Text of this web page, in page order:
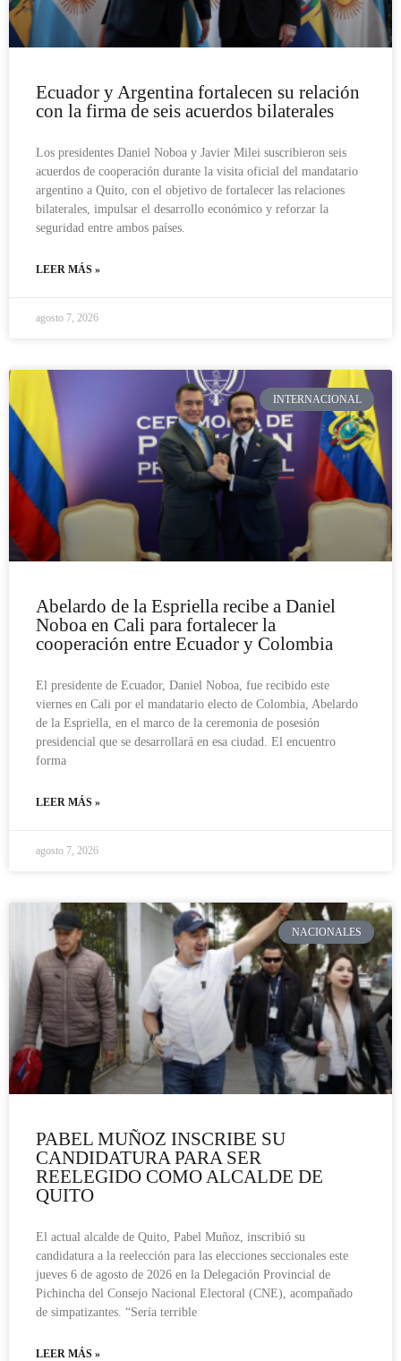
Ecuador y Argentina fortalecen su relación
con la firma de seis acuerdos bilaterales
Los presidentes Daniel Noboa y Javier Milei suscribieron seis
acuerdos de cooperación durante la visita oficial del mandatario
argentino a Quito, con el objetivo de fortalecer las relaciones
bilaterales, impulsar el desarrollo económico y reforzar la
seguridad entre ambos países.
LEER MÁS »
agosto 7, 2026
INTERNACIONAL
Abelardo de la Espriella recibe a Daniel
Noboa en Cali para fortalecer la
cooperación entre Ecuador y Colombia
El presidente de Ecuador, Daniel Noboa, fue recibido este
viernes en Cali por el mandatario electo de Colombia, Abelardo
de la Espriella, en el marco de la ceremonia de posesión
presidencial que se desarrollará en esa ciudad. El encuentro
forma
LEER MÁS »
agosto 7, 2026
NACIONALES
PABEL MUÑOZ INSCRIBE SU
CANDIDATURA PARA SER
REELEGIDO COMO ALCALDE DE
QUITO
El actual alcalde de Quito, Pabel Muñoz, inscribió su
candidatura a la reelección para las elecciones seccionales este
jueves 6 de agosto de 2026 en la Delegación Provincial de
Pichincha del Consejo Nacional Electoral (CNE), acompañado
de simpatizantes. “Sería terrible
LEER MÁS »